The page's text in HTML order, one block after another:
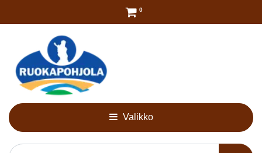
0
Valikko